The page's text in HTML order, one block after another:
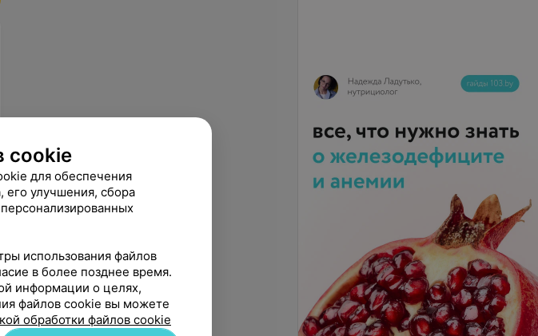
cookie
для обеспечения
его улучшения, сбора
использования файлов
в более позднее время.
информации о целях,
файлов cookie вы можете
обработки файлов cookie